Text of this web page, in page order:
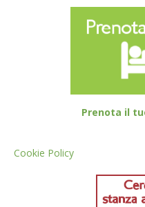
Prenota il
Cookie Policy